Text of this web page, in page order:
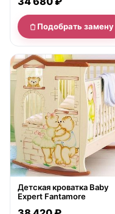
Подобрать замену
нет в продаже
Детская кроватка Baby
Expert Fantamore